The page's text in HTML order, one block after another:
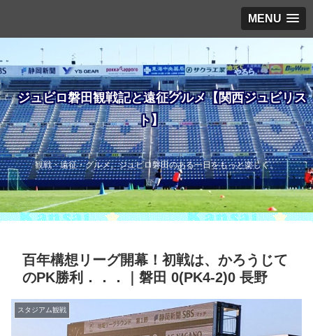
MENU
ジュビロ磐田観戦記と遠征グルメ【関西ジュビリス
ト】
観戦・遠征・グルメ。ジュビロ磐田のある一日をもっと楽しく。
百年構想リーグ開幕！初戦は、かろうじて
のPK勝利．．．｜磐田 0(PK4-2)0 長野
スタジアム観戦